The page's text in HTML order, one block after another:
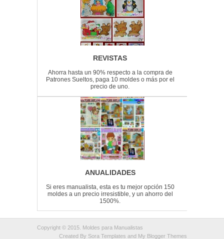
REVISTAS
Ahorra hasta un 90% respecto a la compra de
Patrones Sueltos, paga 10 moldes o más por el
precio de uno.
ANUALIDADES
Si eres manualista, esta es tu mejor opción 150
moldes a un precio irresistible, y un ahorro del
1500%.
Copyright © 2015.
Moldes para Manualistas
Created By Sora Templates and My Blogger Themes